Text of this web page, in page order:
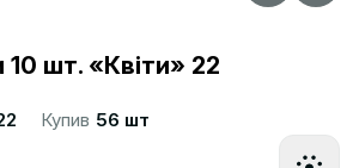
10 шт. «Квіти» 22
Купив 56 шт